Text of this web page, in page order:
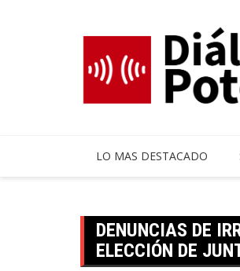
LO MAS DESTACADO
DENUNCIAS DE
ELECCIÓN DE